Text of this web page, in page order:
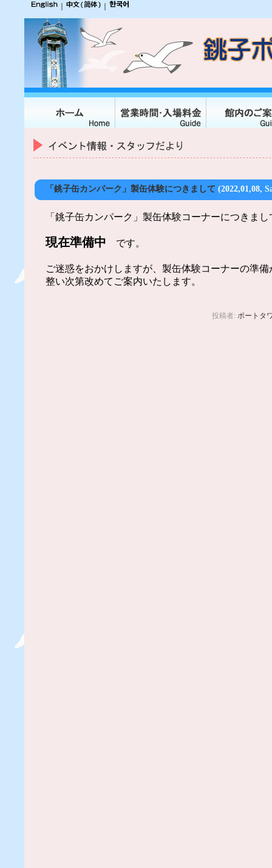
「銚子缶カンパーク」製缶体験につきまして (2022,01,08,
「銚子缶カンパーク」製缶体験コーナーにつきまし
現在準備中 です。
ご迷惑をおかけしますが、製缶体験コーナーの準備
整い次第改めてご案内いたします。
投稿者: ポートタ